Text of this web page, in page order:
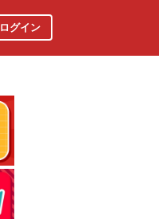
ログイン